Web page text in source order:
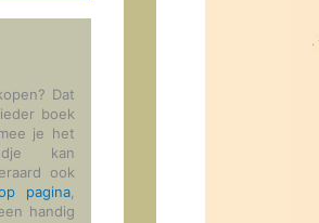
Dat
boek
je het
kan
ook
pagina,
handig